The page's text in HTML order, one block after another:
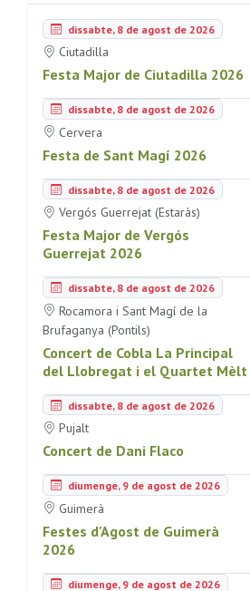
dissabte, 8 de agost de 2026
Ciutadilla
Festa Major de Ciutadilla 2026
dissabte, 8 de agost de 2026
Cervera
Festa de Sant Magí 2026
dissabte, 8 de agost de 2026
Vergós Guerrejat (Estaràs)
Festa Major de Vergós
Guerrejat 2026
dissabte, 8 de agost de 2026
Rocamora i Sant Magí de la
Brufaganya (Pontils)
Concert de Cobla La Principal
del Llobregat i el Quartet Mèlt
dissabte, 8 de agost de 2026
Pujalt
Concert de Dani Flaco
diumenge, 9 de agost de 2026
Guimerà
Festes d'Agost de Guimerà
2026
diumenge, 9 de agost de 2026